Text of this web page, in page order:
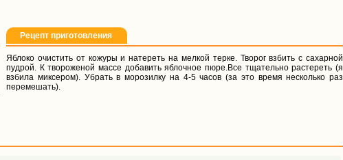
Рецепт приготовления
Яблоко очистить от кожуры и натереть на мелкой терке. Творог взбить с сахарной
пудрой. К твороженой массе добавить яблочное пюре.Все тщательно растереть (я
взбила миксером). Убрать в морозилку на 4-5 часов (за это время несколько раз
перемешать).